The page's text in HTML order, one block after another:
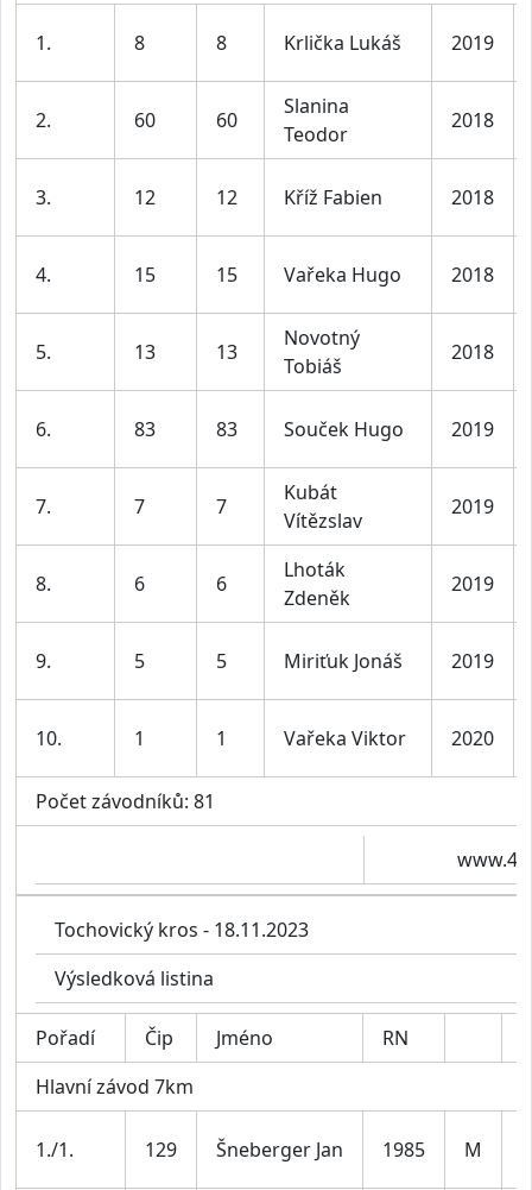
1. 8 8 Krlička Lukáš 2019
2. 60 60
Slanina
Teodor
2018
3. 12 12 Kříž Fabien 2018
4. 15 15 Vařeka Hugo 2018
5. 13 13
Novotný
Tobiáš
2018
6. 83 83 Souček Hugo 2019
7. 7 7
Kubát
Vítězslav
2019
8. 6 6
Lhoták
Zdeněk
2019
9. 5 5 Miriťuk Jonáš 2019
10. 1 1 Vařeka Viktor 2020
Počet závodníků: 81
Tochovický kros - 18.11.2023
Výsledková listina
Pořadí Čip Jméno RN
Hlavní závod 7km
1./1. 129 Šneberger Jan 1985 M